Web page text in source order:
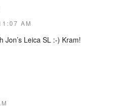
AM
Jon’s Leica SL :-) Kram!